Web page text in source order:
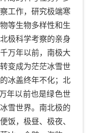
工作，研究极端寒
等生物多样性和生
极科学考察的亲身
万年以前，南极大
变成为茫茫冰雪世
冰盖终年不化；北
年以前也是绿色世
雪世界。南北极的
饭，极昼、极夜、